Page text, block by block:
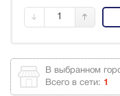
1
В выбранном
Всего в сети: 1